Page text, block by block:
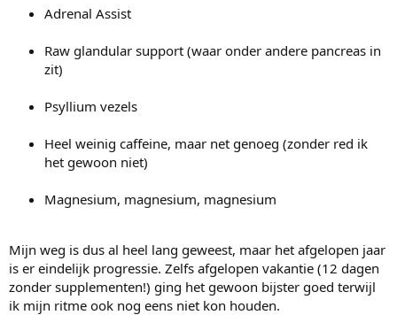
Adrenal Assist
Raw glandular support (waar onder andere pancreas in
zit)
Psyllium vezels
Heel weinig caffeine, maar net genoeg (zonder red ik
het gewoon niet)
Magnesium, magnesium, magnesium
Mijn weg is dus al heel lang geweest, maar het afgelopen jaar
is er eindelijk progressie. Zelfs afgelopen vakantie (12 dagen
zonder supplementen!) ging het gewoon bijster goed terwijl
ik mijn ritme ook nog eens niet kon houden.